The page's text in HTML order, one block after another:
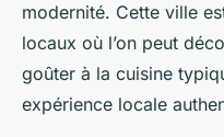
modernité. Cette ville
locaux où l’on peut
goûter à la cuisine
expérience locale